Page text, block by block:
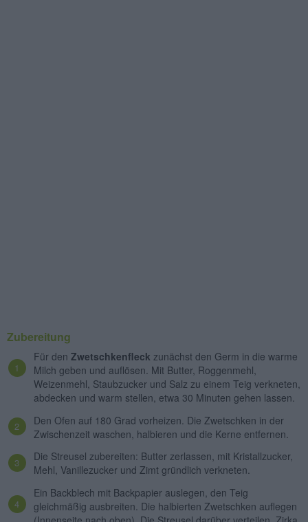
Zubereitung
Für den Zwetschkenfleck zunächst den Germ in die warme
Milch geben und auflösen. Mit Butter, Roggenmehl,
Weizenmehl, Staubzucker und Salz zu einem Teig verkneten,
abdecken und warm stellen, etwa 30 Minuten gehen lassen.
Den Ofen auf 180 Grad vorheizen. Die Zwetschken in der
Zwischenzeit waschen, halbieren und die Kerne entfernen.
Die Streusel zubereiten: Butter zerlassen, mit Kristallzucker,
Mehl, Vanillezucker und Zimt gründlich verkneten.
Ein Backblech mit Backpapier auslegen, den Teig
gleichmäßig ausbreiten. Die halbierten Zwetschken auflegen